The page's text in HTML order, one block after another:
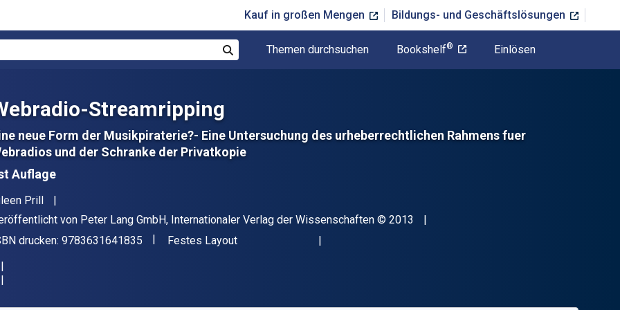
Kauf in großen Mengen Bildungs- und Geschäftslösungen
Themen durchsuchen Bookshelf® Einlösen
Streamripping
neue Form der Musikpiraterie?- Eine Untersuchung des urheberrechtlichen Rahmens fuer
und der Schranke der Privatkopie
Auflage
Prill
von Peter Lang GmbH, Internationaler Verlag der Wissenschaften Copyright
© 2013
drucken: 9783631641835 "ISBN-13 9783631641835"
Format
Festes Layout